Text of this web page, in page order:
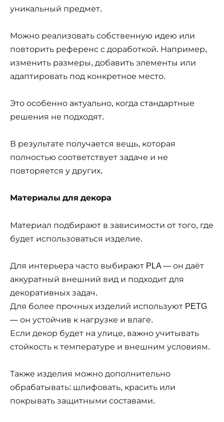
уникальный предмет.
Можно реализовать собственную идею или
повторить референс с доработкой. Например,
изменить размеры, добавить элементы или
адаптировать под конкретное место.
Это особенно актуально, когда стандартные
решения не подходят.
В результате получается вещь, которая
полностью соответствует задаче и не
повторяется у других.
Материалы для декора
Материал подбирают в зависимости от того, где
будет использоваться изделие.
Для интерьера часто выбирают PLA — он даёт
аккуратный внешний вид и подходит для
декоративных задач.
Для более прочных изделий используют PETG
— он устойчив к нагрузке и влаге.
Если декор будет на улице, важно учитывать
стойкость к температуре и внешним условиям.
Также изделия можно дополнительно
обрабатывать: шлифовать, красить или
покрывать защитными составами.